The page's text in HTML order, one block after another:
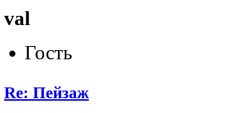
val
Гость
Re: Пейзаж